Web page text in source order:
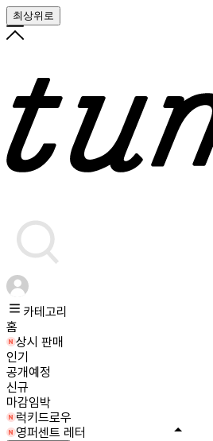
최상위로
카테고리
홈
상시 판매
인기
공개예정
신규
마감임박
럭키드로우
영퍼센트 레터